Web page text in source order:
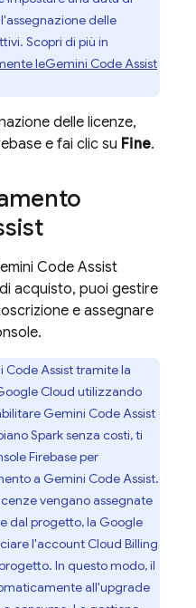
delle
Scopri di più in
leGemini Code Assist
delle licenze,
e fai clic su Fine.
Code Assist
acquisto, puoi gestire
e assegnare
Code Assisttramite la
Cloud utilizzando
Gemini Code Assist
Spark senza costi, ti
Firebaseper
a Gemini Code Assist.
vengano assegnate
dal progetto, la Google
l'account Cloud Billing
In questo modo, il
all'upgrade